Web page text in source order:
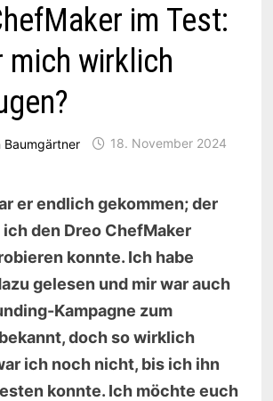
im Test:
mich wirklich
Baumgärtner 18. November 2024
er endlich gekommen; der
ich den Dreo ChefMaker
konnte. Ich habe
gelesen und mir war auch
Kampagne zum
doch so wirklich
ich noch nicht, bis ich ihn
konnte. Ich möchte euch